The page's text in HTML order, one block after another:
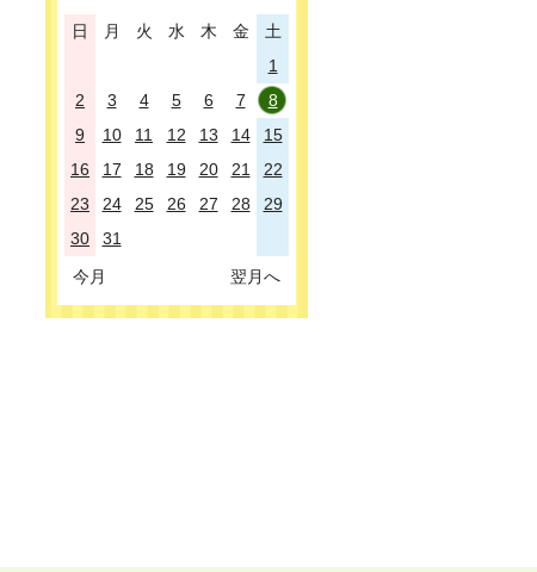
日 月 火 水 木 金
土
1
2
3 4 5 6 7
8
9
10 11 12 13 14
15
16
17 18 19 20 21
22
23
24 25 26 27 28
29
30
31
今月 翌月へ